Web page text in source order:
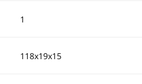
1
118х19х15